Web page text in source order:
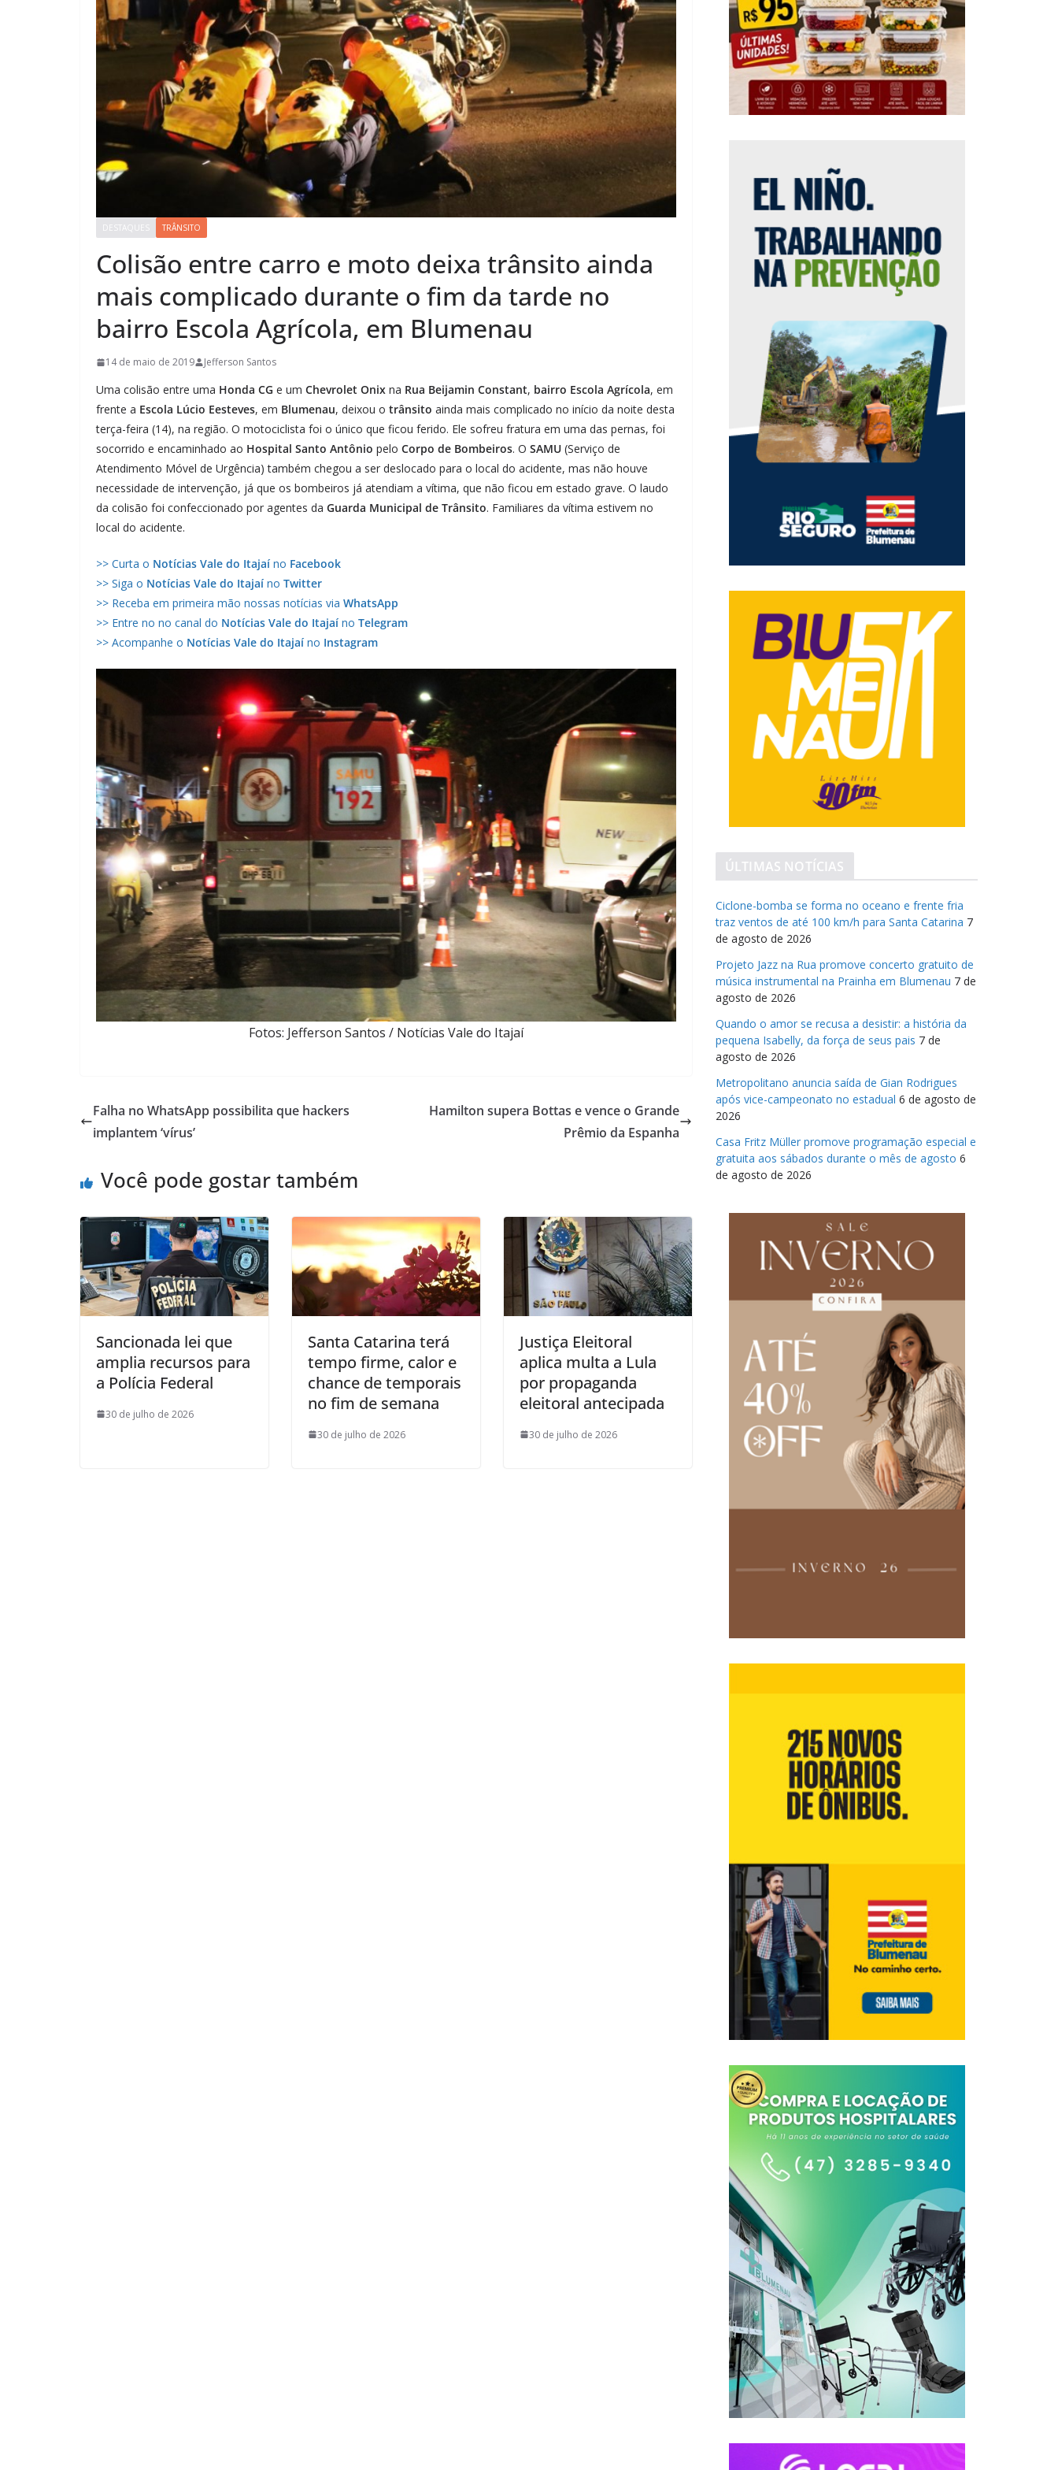
DESTAQUES TRÂNSITO
Colisão entre carro e moto deixa trânsito ainda
mais complicado durante o fim da tarde no
bairro Escola Agrícola, em Blumenau
14 de maio de 2019 Jefferson Santos
Uma colisão entre uma Honda CG e um Chevrolet Onix na Rua Beijamin Constant, bairro Escola Agrícola, em
frente a Escola Lúcio Eesteves, em Blumenau, deixou o trânsito ainda mais complicado no início da noite desta
terça-feira (14), na região. O motociclista foi o único que ficou ferido. Ele sofreu fratura em uma das pernas, foi
socorrido e encaminhado ao Hospital Santo Antônio pelo Corpo de Bombeiros. O SAMU (Serviço de
Atendimento Móvel de Urgência) também chegou a ser deslocado para o local do acidente, mas não houve
necessidade de intervenção, já que os bombeiros já atendiam a vítima, que não ficou em estado grave. O laudo
da colisão foi confeccionado por agentes da Guarda Municipal de Trânsito. Familiares da vítima estivem no
local do acidente.
>> Curta o Notícias Vale do Itajaí no Facebook
>> Siga o Notícias Vale do Itajaí no Twitter
>> Receba em primeira mão nossas notícias via WhatsApp
>> Entre no no canal do Notícias Vale do Itajaí no Telegram
>> Acompanhe o Notícias Vale do Itajaí no Instagram
Fotos: Jefferson Santos / Notícias Vale do Itajaí
Falha no WhatsApp possibilita que hackers
implantem ‘vírus’
Hamilton supera Bottas e vence o Grande
Prêmio da Espanha
Você pode gostar também
Sancionada lei que
amplia recursos para
a Polícia Federal
30 de julho de 2026
Santa Catarina terá
tempo firme, calor e
chance de temporais
no fim de semana
30 de julho de 2026
Justiça Eleitoral
aplica multa a Lula
por propaganda
eleitoral antecipada
30 de julho de 2026
ÚLTIMAS NOTÍCIAS
Ciclone-bomba se forma no oceano e frente fria
traz ventos de até 100 km/h para Santa Catarina 7
de agosto de 2026
Projeto Jazz na Rua promove concerto gratuito de
música instrumental na Prainha em Blumenau 7 de
agosto de 2026
Quando o amor se recusa a desistir: a história da
pequena Isabelly, da força de seus pais 7 de
agosto de 2026
Metropolitano anuncia saída de Gian Rodrigues
após vice-campeonato no estadual 6 de agosto de
2026
Casa Fritz Müller promove programação especial e
gratuita aos sábados durante o mês de agosto 6
de agosto de 2026